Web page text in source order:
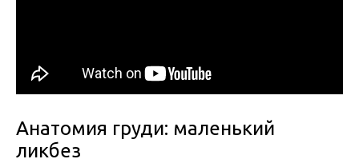
Анатомия груди: маленький
ликбез